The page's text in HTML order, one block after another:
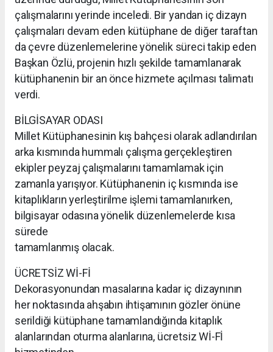
çalışmalarını yerinde inceledi. Bir yandan iç dizayn
çalışmaları devam eden kütüphane de diğer taraftan
da çevre düzenlemelerine yönelik süreci takip eden
Başkan Özlü, projenin hızlı şekilde tamamlanarak
kütüphanenin bir an önce hizmete açılması talimatı
verdi.
BİLGİSAYAR ODASI
Millet Kütüphanesinin kış bahçesi olarak adlandırılan
arka kısmında hummalı çalışma gerçekleştiren
ekipler peyzaj çalışmalarını tamamlamak için
zamanla yarışıyor. Kütüphanenin iç kısmında ise
kitaplıkların yerleştirilme işlemi tamamlanırken,
bilgisayar odasına yönelik düzenlemelerde kısa
sürede
tamamlanmış olacak.
ÜCRETSİZ Wİ-Fİ
Dekorasyonundan masalarına kadar iç dizaynının
her noktasında ahşabın ihtişamının gözler önüne
serildiği kütüphane tamamlandığında kitaplık
alanlarından oturma alanlarına, ücretsiz Wİ-Fİ